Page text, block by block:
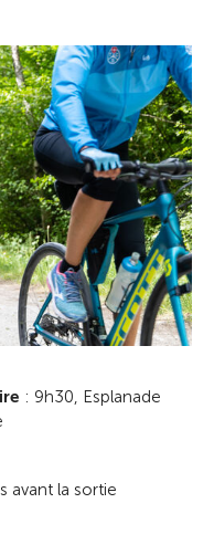
: 9h30, Esplanade
avant la sortie